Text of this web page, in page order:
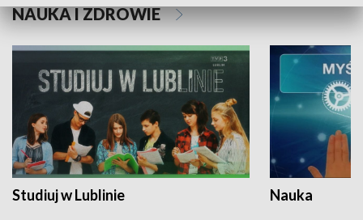
NAUKA I ZDROWIE
Studiuj w Lublinie Nauka